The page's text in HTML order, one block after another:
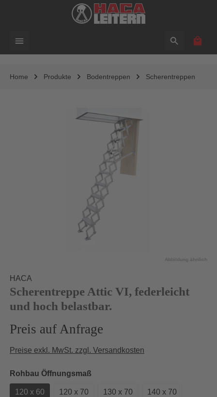
Home Produkte Bodentreppen Scherentreppen
Bildergalerie überspringen
Abbildung ähnlich
HACA
Scherentreppe Attic VI, federleicht
und hoch belastbar.
Preis auf Anfrage
Preise exkl. MwSt. zzgl. Versandkosten
Rohbau Öffnungsmaß
120 x 60 120 x 70 130 x 70 140 x 70